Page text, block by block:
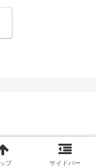
プ サイドバー